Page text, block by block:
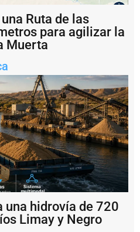
Ruta de las
para agilizar la
Muerta
una hidrovía de 720
Limay y Negro